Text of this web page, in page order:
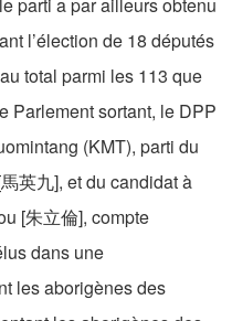
parti a par ailleurs obtenu
l’élection de 18 députés
total parmi les 113 que
Parlement sortant, le DPP
(KMT), parti du
英九], et du candidat à
[朱立倫], compte
dans une
les aborigènes des